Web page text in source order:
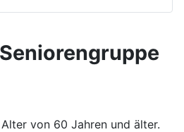
von 60 Jahren und älter.